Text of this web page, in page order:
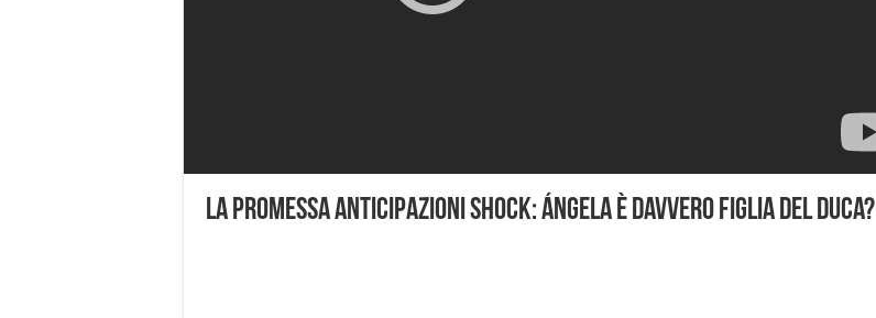
La Promessa anticipazioni shock: Ángela è davvero figlia del Duca?